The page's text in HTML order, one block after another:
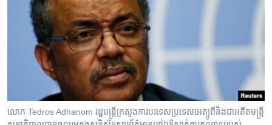
ទៅ​
កាន់​
កម្មវិធីទាំងអស់
Khmer English
បណ្តាញ​សង្គម
លោក​ Tedros Adhanom រដ្ឋមន្រ្តី​ក្រសួង​ការបរទេស​ប្រទេស​អេត្យូពីនិង​ជា​អតីត​មន្រ្តី​